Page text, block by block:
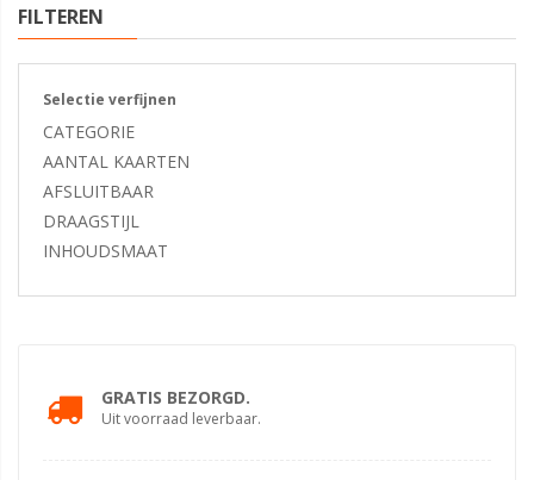
FILTEREN
Selectie verfijnen
CATEGORIE
AANTAL KAARTEN
AFSLUITBAAR
DRAAGSTIJL
INHOUDSMAAT
GRATIS BEZORGD.
Uit voorraad leverbaar.